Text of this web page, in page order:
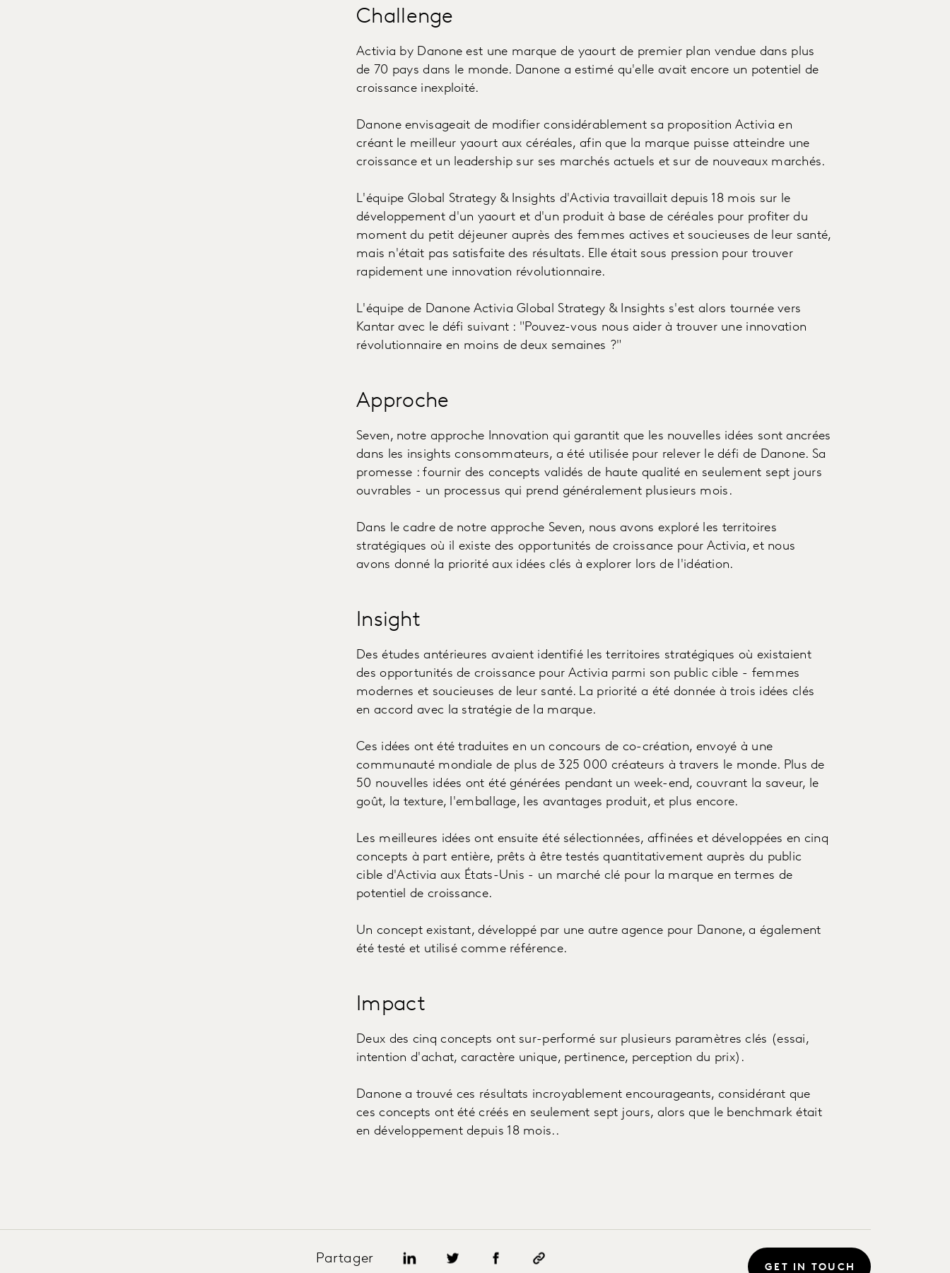
Challenge
Activia by Danone est une marque de yaourt de premier plan vendue dans plus
de 70 pays dans le monde. Danone a estimé qu'elle avait encore un potentiel de
croissance inexploité.
Danone envisageait de modifier considérablement sa proposition Activia en
créant le meilleur yaourt aux céréales, afin que la marque puisse atteindre une
croissance et un leadership sur ses marchés actuels et sur de nouveaux marchés.
L'équipe Global Strategy & Insights d'Activia travaillait depuis 18 mois sur le
développement d'un yaourt et d'un produit à base de céréales pour profiter du
moment du petit déjeuner auprès des femmes actives et soucieuses de leur santé,
mais n'était pas satisfaite des résultats. Elle était sous pression pour trouver
rapidement une innovation révolutionnaire.
L'équipe de Danone Activia Global Strategy & Insights s'est alors tournée vers
Kantar avec le défi suivant : "Pouvez-vous nous aider à trouver une innovation
révolutionnaire en moins de deux semaines ?"
Approche
Seven, notre approche Innovation qui garantit que les nouvelles idées sont ancrées
dans les insights consommateurs, a été utilisée pour relever le défi de Danone. Sa
promesse : fournir des concepts validés de haute qualité en seulement sept jours
ouvrables - un processus qui prend généralement plusieurs mois.
Dans le cadre de notre approche Seven, nous avons exploré les territoires
stratégiques où il existe des opportunités de croissance pour Activia, et nous
avons donné la priorité aux idées clés à explorer lors de l'idéation.
Insight
Des études antérieures avaient identifié les territoires stratégiques où existaient
des opportunités de croissance pour Activia parmi son public cible - femmes
modernes et soucieuses de leur santé. La priorité a été donnée à trois idées clés
en accord avec la stratégie de la marque.
Ces idées ont été traduites en un concours de co-création, envoyé à une
communauté mondiale de plus de 325 000 créateurs à travers le monde. Plus de
50 nouvelles idées ont été générées pendant un week-end, couvrant la saveur, le
goût, la texture, l'emballage, les avantages produit, et plus encore.
Les meilleures idées ont ensuite été sélectionnées, affinées et développées en cinq
concepts à part entière, prêts à être testés quantitativement auprès du public
cible d'Activia aux États-Unis - un marché clé pour la marque en termes de
potentiel de croissance.
Un concept existant, développé par une autre agence pour Danone, a également
été testé et utilisé comme référence.
Impact
Deux des cinq concepts ont sur-performé sur plusieurs paramètres clés (essai,
intention d'achat, caractère unique, pertinence, perception du prix).
Danone a trouvé ces résultats incroyablement encourageants, considérant que
ces concepts ont été créés en seulement sept jours, alors que le benchmark était
en développement depuis 18 mois..
Partager
GET IN TOUCH